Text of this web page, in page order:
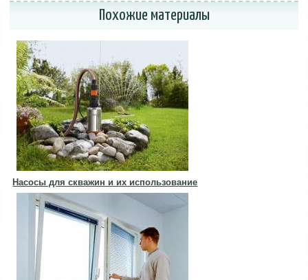
Похожие материалы
Насосы для скважин и их использование